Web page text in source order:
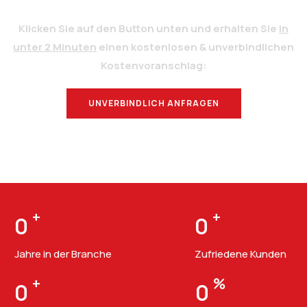
Klicken Sie auf den Button unten und erhalten Sie in
unter 2 Minuten einen kostenlosen & unverbindlichen
Kostenvoranschlag:
UNVERBINDLICH ANFRAGEN
0 +
Jahre in der Branche
0 +
Zufriedene Kunden
0 + 0 %